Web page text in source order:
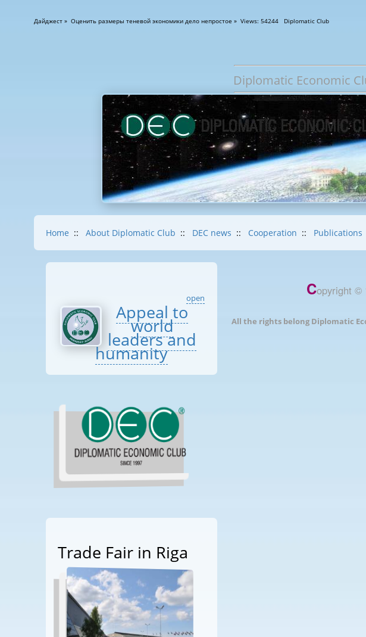
Дайджест » Оценить размеры теневой экономики дело непростое » Views: 54244 Diplomatic Club
Diplomatic Economic
Home :: About Diplomatic Club :: DEC news :: Cooperation :: Publications
open
Appeal to
world
leaders and
humanity
Trade Fair in Riga
Copyright ©
All the rights belong Diplomatic